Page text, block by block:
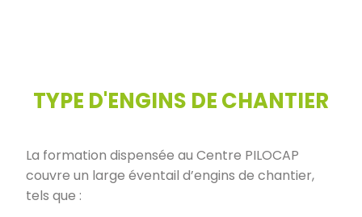
TYPE D'ENGINS DE CHANTIER
La formation dispensée au Centre PILOCAP
couvre un large éventail d’engins de chantier,
tels que :